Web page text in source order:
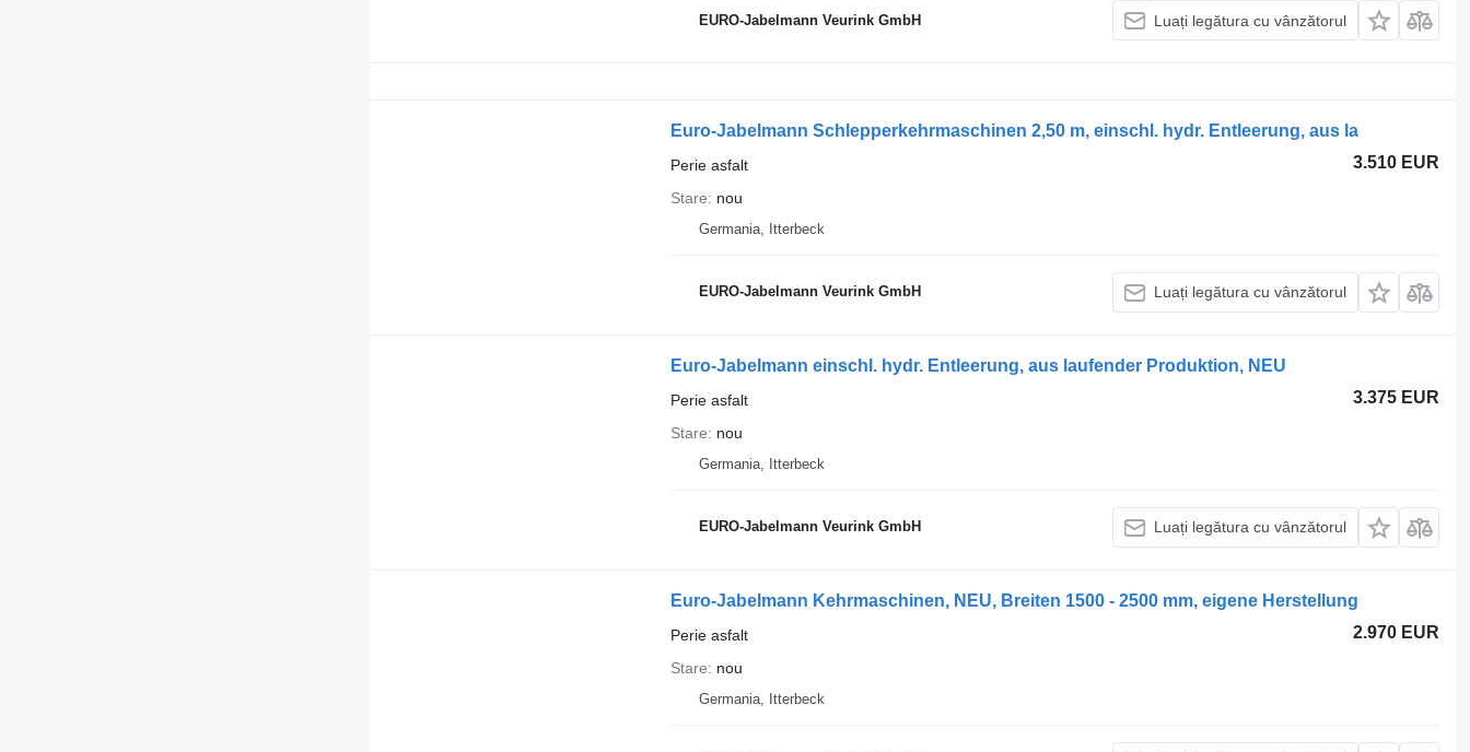
EURO-Jabelmann Veurink GmbH Luați legătura cu vânzătorul
Euro-Jabelmann Schlepperkehrmaschinen 2,50 m, einschl. hydr. Entleerung, aus la
3.510 EUR
Perie asfalt
Stare
nou
Germania, Itterbeck
EURO-Jabelmann Veurink GmbH Luați legătura cu vânzătorul
Euro-Jabelmann einschl. hydr. Entleerung, aus laufender Produktion, NEU
3.375 EUR
Perie asfalt
Stare
nou
Germania, Itterbeck
EURO-Jabelmann Veurink GmbH Luați legătura cu vânzătorul
Euro-Jabelmann Kehrmaschinen, NEU, Breiten 1500 - 2500 mm, eigene Herstellung
2.970 EUR
Perie asfalt
Stare
nou
Germania, Itterbeck